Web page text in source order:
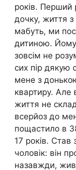
років. Перший
дочку, життя
мабуть, ми
дитиною. Йому
зовсім не
сих пір дякую
мене з
квартиру. Але
життя не
всерйоз до
пощастило в
17 років.
чоловік: він
назавжди, жив